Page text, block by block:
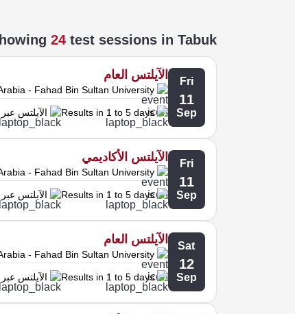
24 test sessions in Tabuk
Fri
11
Sep
الآيلتس العام
- Fahad Bin Sultan University
Results in 1 to 5 days الآيلتس
Fri
11
Sep
الآيلتس الأكاديمي
- Fahad Bin Sultan University
Results in 1 to 5 days الآيلتس
Sat
12
Sep
الآيلتس العام
- Fahad Bin Sultan University
Results in 1 to 5 days الآيلتس